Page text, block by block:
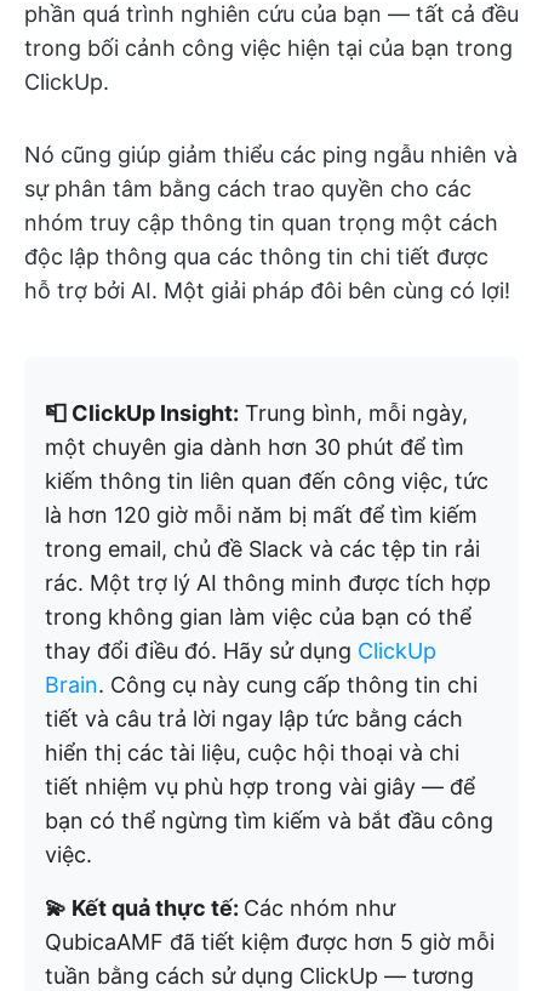
phần quá trình nghiên cứu của bạn — tất cả đều
trong bối cảnh công việc hiện tại của bạn trong
ClickUp.
Nó cũng giúp giảm thiểu các ping ngẫu nhiên và
sự phân tâm bằng cách trao quyền cho các
nhóm truy cập thông tin quan trọng một cách
độc lập thông qua các thông tin chi tiết được
hỗ trợ bởi AI. Một giải pháp đôi bên cùng có lợi!
📮 ClickUp Insight: Trung bình, mỗi ngày,
một chuyên gia dành hơn 30 phút để tìm
kiếm thông tin liên quan đến công việc, tức
là hơn 120 giờ mỗi năm bị mất để tìm kiếm
trong email, chủ đề Slack và các tệp tin rải
rác. Một trợ lý AI thông minh được tích hợp
trong không gian làm việc của bạn có thể
thay đổi điều đó. Hãy sử dụng ClickUp
Brain. Công cụ này cung cấp thông tin chi
tiết và câu trả lời ngay lập tức bằng cách
hiển thị các tài liệu, cuộc hội thoại và chi
tiết nhiệm vụ phù hợp trong vài giây — để
bạn có thể ngừng tìm kiếm và bắt đầu công
việc.
💫 Kết quả thực tế: Các nhóm như
QubicaAMF đã tiết kiệm được hơn 5 giờ mỗi
tuần bằng cách sử dụng ClickUp — tương